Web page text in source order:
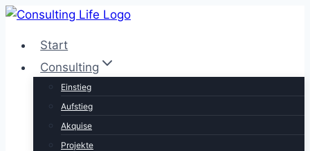
Zum
springenStart
Consulting
Einstieg
Aufstieg
Akquise
Projekte